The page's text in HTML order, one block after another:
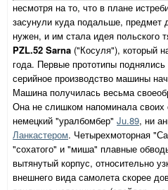
несмотря на то, что в плане
засунули куда подальше, предмет
нужен, и им стала идея польского
PZL.52 Sarna ("Косуля"), который
года. Первые прототипы
серийное производство машины
Машина получилась весьма
Она не слишком напоминала своих
немецкий "уралбомбер" Ju.89, ни
Ланкастером. Четырехмоторная
"сохатого" и "миша" плавные
вытянутый корпус, относительно
внешнего вида самолета скорее